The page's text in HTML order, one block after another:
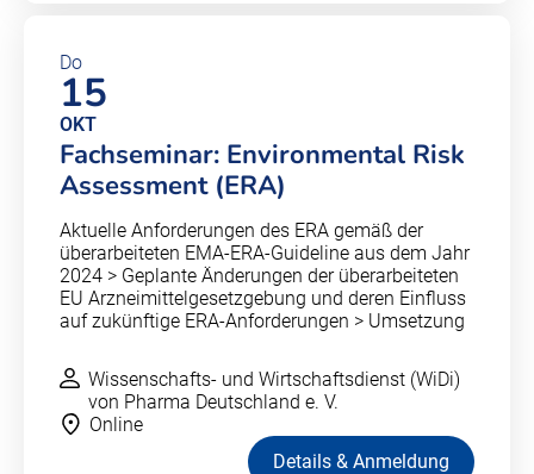
Do
15
OKT
Fachseminar: Environmental Risk
Assessment (ERA)
Aktuelle Anforderungen des ERA gemäß der
überarbeiteten EMA-ERA-Guideline aus dem Jahr
2024 > Geplante Änderungen der überarbeiteten
EU Arzneimittelgesetzgebung und deren Einfluss
auf zukünftige ERA-Anforderungen > Umsetzung
Wissenschafts- und Wirtschaftsdienst (WiDi)
von Pharma Deutschland e. V.
Online
Details & Anmeldung